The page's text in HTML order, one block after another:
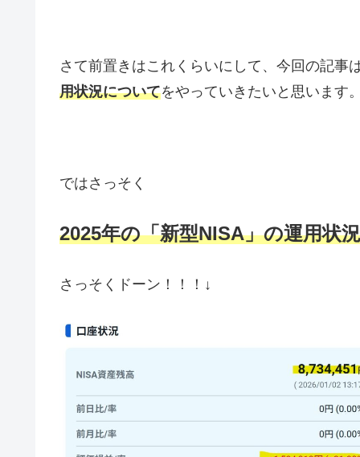
さて前置きはこれくらいにして、今回の記事
用状況についてをやっていきたいと思います
ではさっそく
2025年の「新型NISA」の運用状
さっそくドーン！！！↓